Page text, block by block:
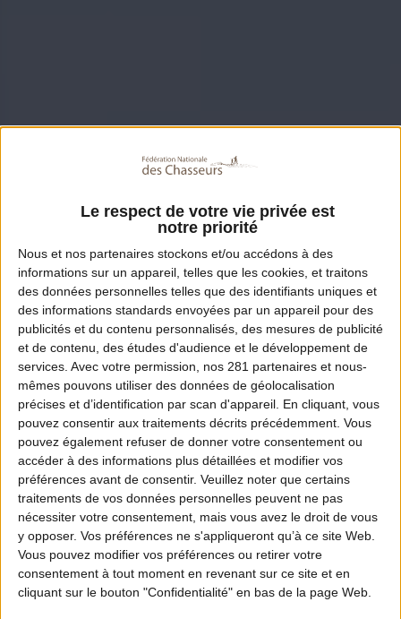
Le respect de votre vie privée est
notre priorité
Nous et nos partenaires stockons et/ou accédons à des
informations sur un appareil, telles que les cookies, et traitons
des données personnelles telles que des identifiants uniques et
des informations standards envoyées par un appareil pour des
publicités et du contenu personnalisés, des mesures de publicité
et de contenu, des études d'audience et le développement de
services. Avec votre permission, nos 281 partenaires et nous-
mêmes pouvons utiliser des données de géolocalisation
précises et d’identification par scan d'appareil. En cliquant, vous
pouvez consentir aux traitements décrits précédemment. Vous
pouvez également refuser de donner votre consentement ou
accéder à des informations plus détaillées et modifier vos
préférences avant de consentir. Veuillez noter que certains
traitements de vos données personnelles peuvent ne pas
nécessiter votre consentement, mais vous avez le droit de vous
y opposer. Vos préférences ne s'appliqueront qu’à ce site Web.
Vous pouvez modifier vos préférences ou retirer votre
consentement à tout moment en revenant sur ce site et en
cliquant sur le bouton "Confidentialité" en bas de la page Web.